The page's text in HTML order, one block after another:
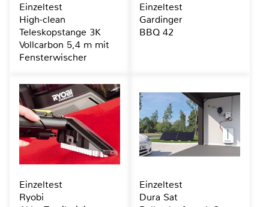
Einzeltest
High-clean
Teleskopstange 3K
Vollcarbon 5,4 m mit
Fensterwischer
Einzeltest
Gardinger
BBQ 42
Einzeltest
Ryobi
Einzeltest
Dura Sat